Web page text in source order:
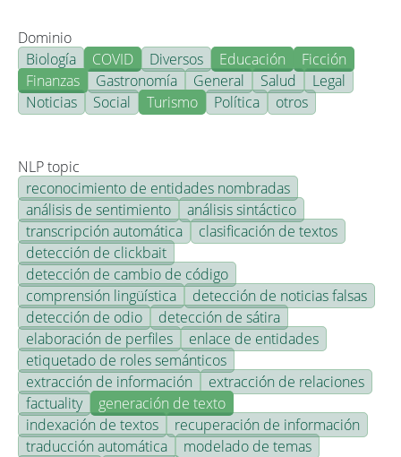
Dominio
Biología
COVID Diversos Educación
Ficción
Finanzas
Gastronomía General Salud
Legal
Noticias
Social Turismo Política otros
NLP topic
reconocimiento de entidades nombradas
análisis de sentimiento
análisis sintáctico
transcripción automática
clasificación de textos
detección de clickbait
detección de cambio de código
comprensión lingüística
detección de noticias falsas
detección de odio
detección de sátira
elaboración de perfiles
enlace de entidades
etiquetado de roles semánticos
extracción de información
extracción de relaciones
factuality
generación de texto
indexación de textos
recuperación de información
traducción automática
modelado de temas